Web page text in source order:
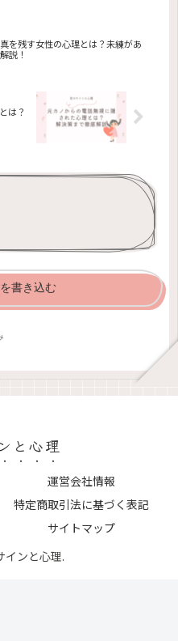
を残す女性の心理とは？未練があ
説！
は？
書き込む
と心理
運営会社情報
特定商取引法に基づく表記
サイトマップ
ンと心理.